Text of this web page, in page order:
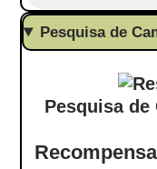
Pesquisa de
Pesquisa de